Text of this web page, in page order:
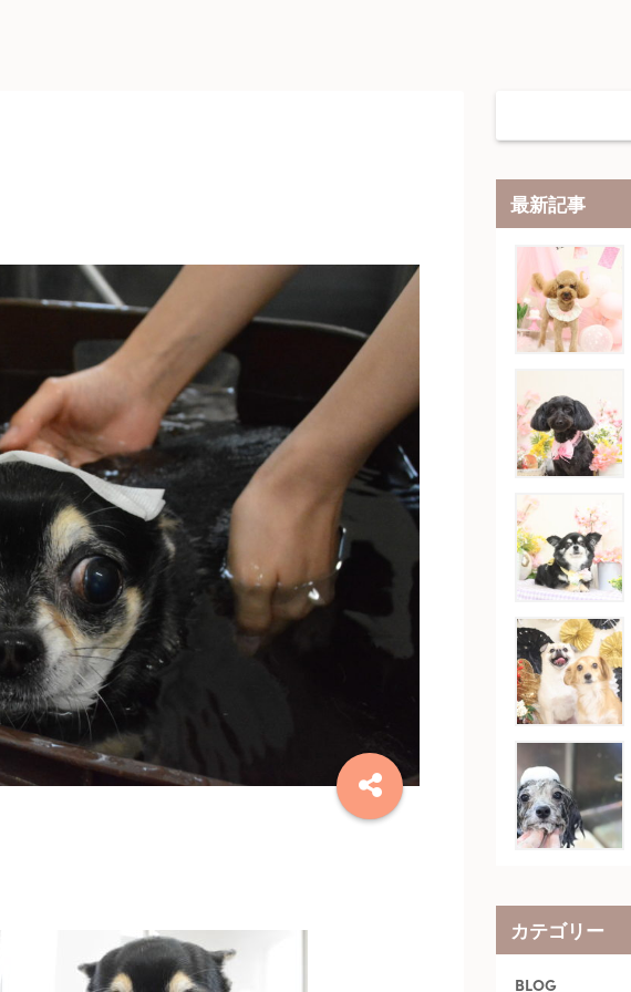
最新記事
カテゴリー
BLOG